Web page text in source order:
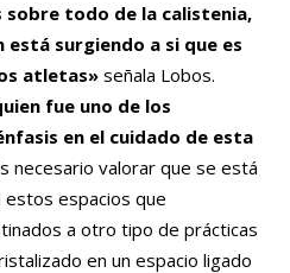
todo de la calistenia,
surgiendo a si que es
atletas» señala Lobos.
fue uno de los
en el cuidado de esta
necesario valorar que se está
estos espacios que
a otro tipo de prácticas
en un espacio ligado